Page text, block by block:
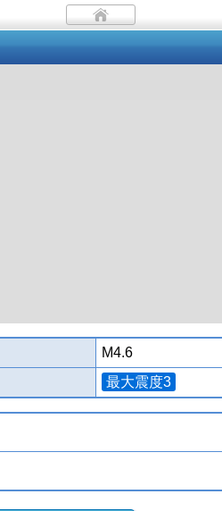
M4.6
最大震度3